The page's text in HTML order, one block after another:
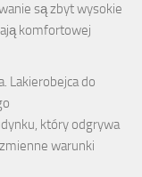
są zbyt wysokie
komfortowej
Lakierobejca do
który odgrywa
warunki